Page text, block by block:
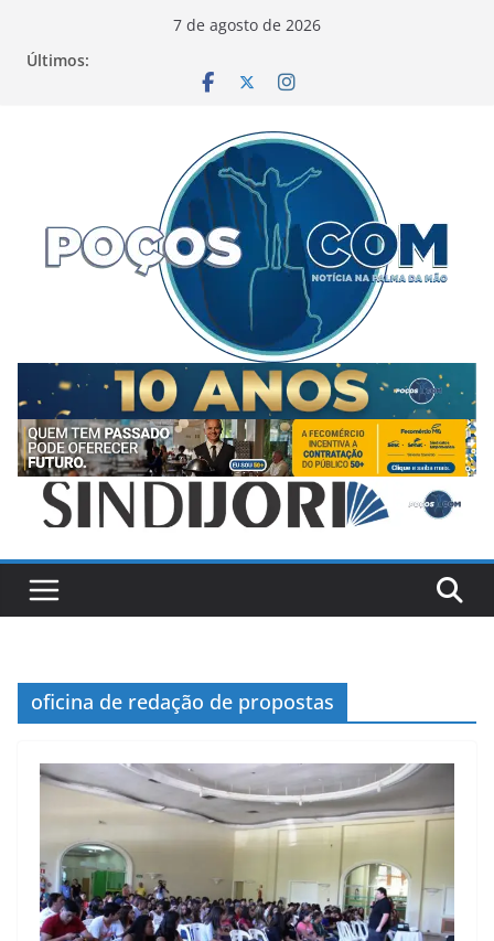
7 de agosto de 2026
Últimos:
oficina de redação de propostas